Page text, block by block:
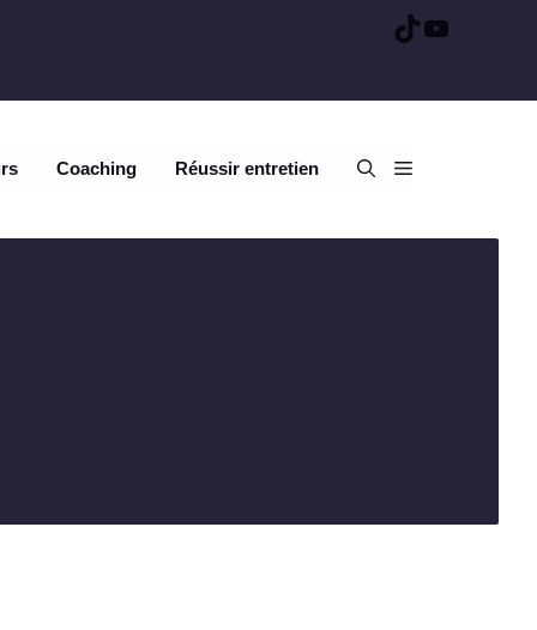
TikTokYouTube
Coaching Réussir entretien